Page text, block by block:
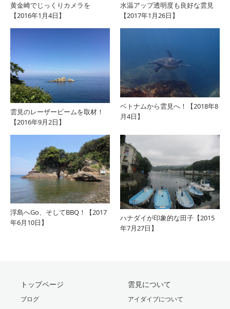
黄金崎でじっくりカメラを
【2016年1月4日】
水温アップ透明度も良好な雲見
【2017年1月26日】
雲見のレーザービームを取材！
【2016年9月2日】
ベトナムから雲見へ！【2018年8
月4日】
浮島へGo、そしてBBQ！【2017
年6月10日】
ハナダイが印象的な田子【2015
年7月27日】
トップページ
ブログ
雲見について
アイダイブについて